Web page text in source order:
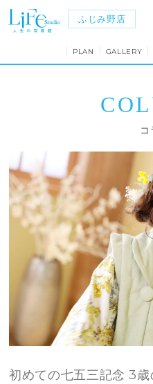
ふじみ野店
PLAN GALLERY
コ
初めての七五三記念 3